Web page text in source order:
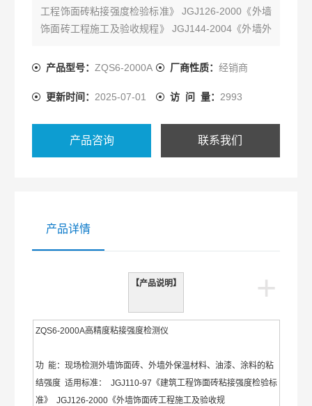
工程饰面砖粘接强度检验标准》 JGJ126-2000《外墙
饰面砖工程施工及验收规程》 JGJ144-2004《外墙外
墙外保温系统》 JG149-2003《膨胀聚苯板薄抹灰外
产品型号：ZQS6-2000A 厂商性质： 经销商
更新时间： 2025-07-01 访 问 量： 2993
产品咨询 联系我们
产品详情
+
【产品说明】
ZQS6-2000A高精度粘接强度检测仪
功 能：现场检测外墙饰面砖、外墙外保温材料、油漆、涂料的粘
结强度 适用标准： JGJ110-97《建筑工程饰面砖粘接强度检验标
准》 JGJ126-2000《外墙饰面砖工程施工及验收规